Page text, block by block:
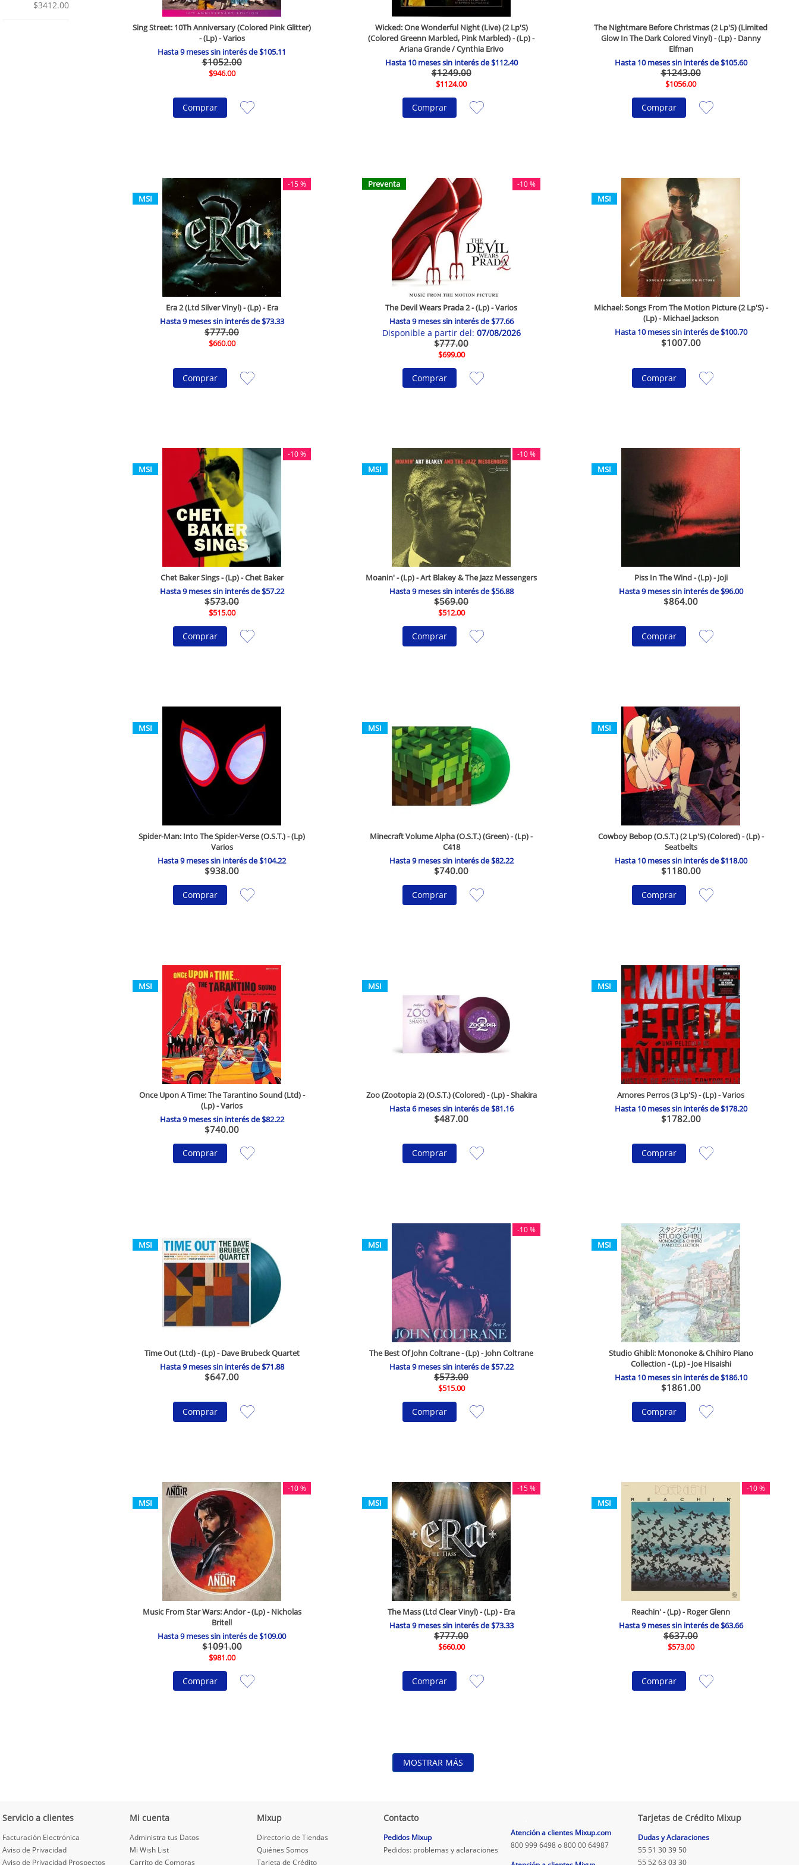
$3412.00
Sing Street: 10Th Anniversary (Colored Pink Glitter)
- (Lp) - Varios
Hasta9meses sin interés de$105.11
$1052.00
$946.00
Comprar
Wicked: One Wonderful Night (Live) (2 Lp'S)
(Colored Greenn Marbled, Pink Marbled) - (Lp) -
Ariana Grande / Cynthia Erivo
Hasta 10meses sin interés de$112.40
$1249.00
$1124.00
Comprar
The Nightmare Before Christmas (2 Lp'S) (Limited
Glow In The Dark Colored Vinyl) - (Lp) - Danny
Elfman
Hasta 10meses sin interés de$105.60
$1243.00
$1056.00
Comprar
MSI
-15 %
Era 2 (Ltd Silver Vinyl) - (Lp) - Era
Hasta9meses sin interés de$73.33
$777.00
$660.00
Comprar
Preventa -10 %
The Devil Wears Prada 2 - (Lp) - Varios
Hasta9meses sin interés de$77.66
07/08/2026
$777.00
$699.00
Comprar
MSI
Michael: Songs From The Motion Picture (2 Lp'S) -
(Lp) - Michael Jackson
Hasta 10meses sin interés de$100.70
$1007.00
Comprar
MSI
-10 %
Chet Baker Sings - (Lp) - Chet Baker
Hasta9meses sin interés de$57.22
$573.00
$515.00
Comprar
MSI
-10 %
Moanin' - (Lp) - Art Blakey & The Jazz Messengers
Hasta9meses sin interés de$56.88
$569.00
$512.00
Comprar
MSI
Piss In The Wind - (Lp) - Joji
Hasta9meses sin interés de$96.00
$864.00
Comprar
MSI
Spider-Man: Into The Spider-Verse (O.S.T.) - (Lp)
Varios
Hasta9meses sin interés de$104.22
$938.00
Comprar
MSI
Minecraft Volume Alpha (O.S.T.) (Green) - (Lp) -
C418
Hasta9meses sin interés de$82.22
$740.00
Comprar
MSI
Cowboy Bebop (O.S.T.) (2 Lp'S) (Colored) - (Lp) -
Seatbelts
Hasta 10meses sin interés de$118.00
$1180.00
Comprar
MSI
Once Upon A Time: The Tarantino Sound (Ltd) -
(Lp) - Varios
Hasta9meses sin interés de$82.22
$740.00
Comprar
MSI
Zoo (Zootopia 2) (O.S.T.) (Colored) - (Lp) - Shakira
Hasta6meses sin interés de$81.16
$487.00
Comprar
MSI
Amores Perros (3 Lp'S) - (Lp) - Varios
Hasta 10meses sin interés de$178.20
$1782.00
Comprar
MSI
Time Out (Ltd) - (Lp) - Dave Brubeck Quartet
Hasta9meses sin interés de$71.88
$647.00
Comprar
MSI
-10 %
The Best Of John Coltrane - (Lp) - John Coltrane
Hasta9meses sin interés de$57.22
$573.00
$515.00
Comprar
MSI
Studio Ghibli: Mononoke & Chihiro Piano
Collection - (Lp) - Joe Hisaishi
Hasta 10meses sin interés de$186.10
$1861 .00
Comprar
MSI
-10 %
Music From Star Wars: Andor - (Lp) - Nicholas
Britell
Hasta9meses sin interés de$109.00
$1091.00
$981.00
Comprar
MSI
-15 %
The Mass (Ltd Clear Vinyl) - (Lp) - Era
Hasta9meses sin interés de$73.33
$777.00
$660.00
Comprar
MSI
-10 %
Reachin' - (Lp) - Roger Glenn
Hasta9meses sin interés de$63.66
$637.00
$573.00
Comprar
MOSTRAR MÁS
Servicio a clientes
Facturación Electrónica
Aviso de Privacidad
Aviso de Privacidad Prospectos
Mi cuenta
Administra tus Datos
Mi Wish List
Carrito de Compras
Mixup
Directorio de Tiendas
Quiénes Somos
Tarjeta de Crédito
Contacto
Pedidos Mixup
Pedidos: problemas y aclaraciones
Atención a clientes Mixup.com
800 999 6498 o 800 00 64987
Tarjetas de Crédito Mixup
Dudas y Aclaraciones
55 51 30 39 50
55 52 63 03 30